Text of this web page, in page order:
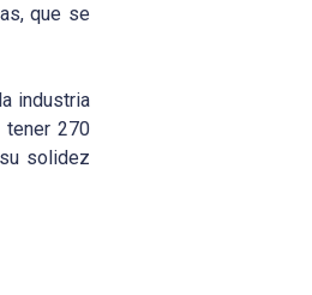
que se
industria
tener 270
solidez